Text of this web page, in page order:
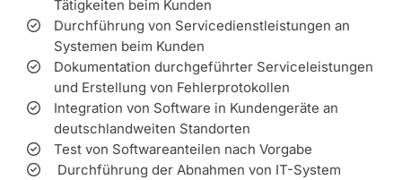
Tätigkeiten beim Kunden
Durchführung von Servicedienstleistungen an
Systemen beim Kunden
Dokumentation durchgeführter Serviceleistungen
und Erstellung von Fehlerprotokollen
Integration von Software in Kundengeräte an
deutschlandweiten Standorten
Test von Softwareanteilen nach Vorgabe
Durchführung der Abnahmen von IT-System